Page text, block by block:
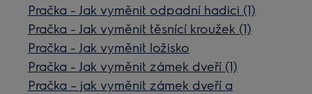
Pračka - Jak vyměnit odpadní hadici (1)
Pračka - Jak vyměnit těsnící kroužek (1)
Pračka - Jak vyměnit ložisko
Pračka - Jak vyměnit zámek dveří (1)
Pračka – jak vyměnit zámek dveří a